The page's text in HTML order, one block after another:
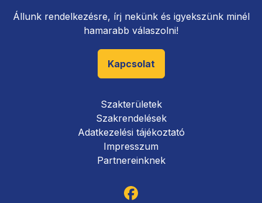
Állunk rendelkezésre, írj nekünk és igyekszünk minél
hamarabb válaszolni!
Kapcsolat
Szakterületek
Szakrendelések
Adatkezelési tájékoztató
Impresszum
Partnereinknek